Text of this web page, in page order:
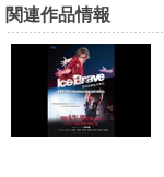
関連作品情報